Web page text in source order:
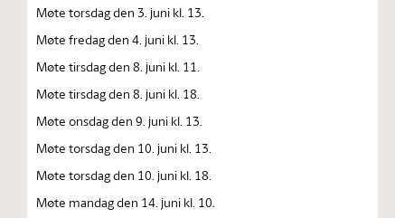
Møte torsdag den 3. juni kl. 13.
Møte fredag den 4. juni kl. 13.
Møte tirsdag den 8. juni kl. 11.
Møte tirsdag den 8. juni kl. 18.
Møte onsdag den 9. juni kl. 13.
Møte torsdag den 10. juni kl. 13.
Møte torsdag den 10. juni kl. 18.
Møte mandag den 14. juni kl. 10.